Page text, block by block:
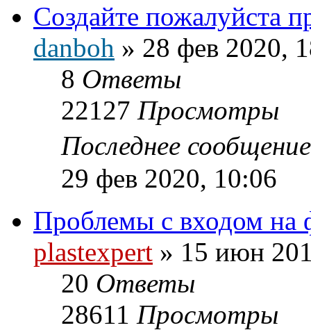
Создайте пожалуйста
danboh » 28 фев 2020,
8 Ответы
22127 Просмотры
Последнее
29 фев 2020, 10:06
Проблемы с входом на
plastexpert » 15 июн
20 Ответы
28611 Просмотры